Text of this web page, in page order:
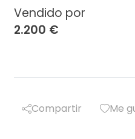
Vendido por
2.200 €
Compartir Me